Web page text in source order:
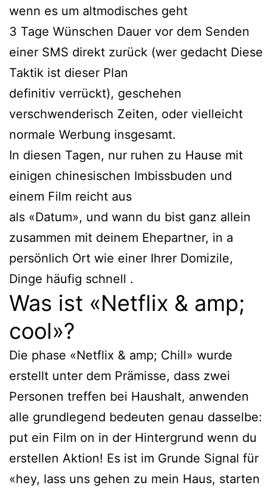
wenn es um altmodisches geht
3 Tage Wünschen Dauer vor dem Senden
einer SMS direkt zurück (wer gedacht Diese
Taktik ist dieser Plan
definitiv verrückt), geschehen
verschwenderisch Zeiten, oder vielleicht
normale Werbung insgesamt.
In diesen Tagen, nur ruhen zu Hause mit
einigen chinesischen Imbissbuden und
einem Film reicht aus
als «Datum», und wann du bist ganz allein
zusammen mit deinem Ehepartner, in a
persönlich Ort wie einer Ihrer Domizile,
Dinge häufig schnell .
Was ist «Netflix & amp;
cool»?
Die phase «Netflix & amp; Chill» wurde
erstellt unter dem Prämisse, dass zwei
Personen treffen bei Haushalt, anwenden
alle grundlegend bedeuten genau dasselbe:
put ein Film on in der Hintergrund wenn du
erstellen Aktion! Es ist im Grunde Signal für
«hey, lass uns gehen zu mein Haus, starten